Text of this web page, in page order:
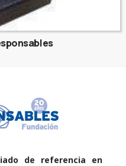
de referencia en